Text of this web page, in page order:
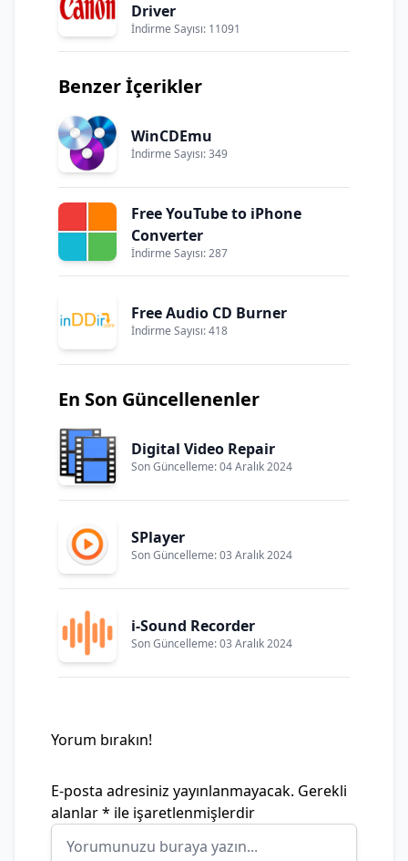
Driver
İndirme Sayısı: 11091
Benzer İçerikler
WinCDEmu
İndirme Sayısı: 349
Free YouTube to iPhone
Converter
İndirme Sayısı: 287
Free Audio CD Burner
İndirme Sayısı: 418
En Son Güncellenenler
Digital Video Repair
Son Güncelleme: 04 Aralık 2024
SPlayer
Son Güncelleme: 03 Aralık 2024
i-Sound Recorder
Son Güncelleme: 03 Aralık 2024
Yorum bırakın!
E-posta adresiniz yayınlanmayacak. Gerekli
alanlar* ile işaretlenmişlerdir